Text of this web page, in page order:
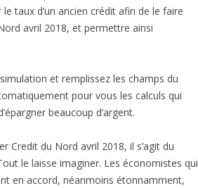
taux d’un ancien crédit afin de le faire
avril 2018, et permettre ainsi
et remplissez les champs du
pour vous les calculs qui
beaucoup d’argent.
du Nord avril 2018, il s’agit du
le laisse imaginer. Les économistes qui
en accord, néanmoins étonnamment,